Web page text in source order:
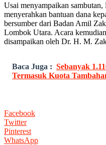
Usai menyampaikan
menyerahkan bantuan dana
bersumber dari Badan Amil
Lombok Utara. Acara
disampaikan oleh Dr. H. M.
Baca Juga : Sebanyak
Termasuk Kuota
Facebook
Twitter
Pinterest
WhatsApp